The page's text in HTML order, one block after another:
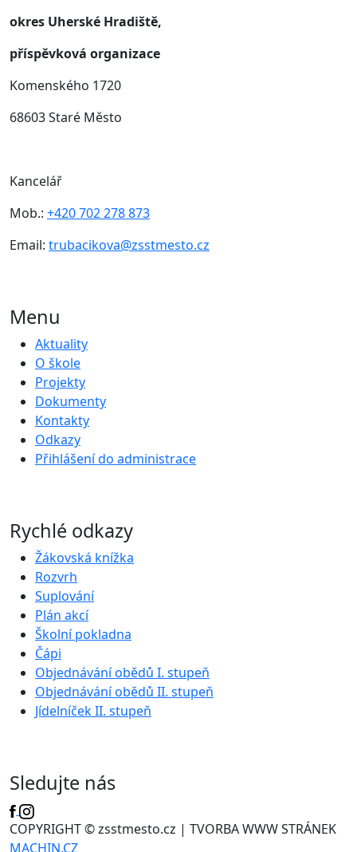
okres Uherské Hradiště,
příspěvková organizace
Komenského 1720
68603 Staré Město
Kancelář
Mob.: +420 702 278 873
Email: trubacikova@zsstmesto.cz
Menu
Aktuality
O škole
Projekty
Dokumenty
Kontakty
Odkazy
Přihlášení do administrace
Rychlé odkazy
Žákovská knížka
Rozvrh
Suplování
Plán akcí
Školní pokladna
Čápi
Objednávání obědů I. stupeň
Objednávání obědů II. stupeň
Jídelníček II. stupeň
Sledujte nás
COPYRIGHT © zsstmesto.cz | TVORBA WWW STRÁNEK
MACHIN.CZ